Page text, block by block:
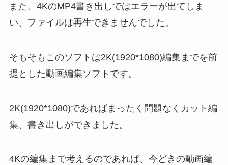
また、4KのMP4書き出しではエラーが出てしま
い、ファイルは再生できませんでした。
そもそもこのソフトは2K(1920*1080)編集までを前
提とした動画編集ソフトです。
2K(1920*1080)であればまったく問題なくカット編
集、書き出しができました。
4Kの編集まで考えるのであれば、今どきの動画編